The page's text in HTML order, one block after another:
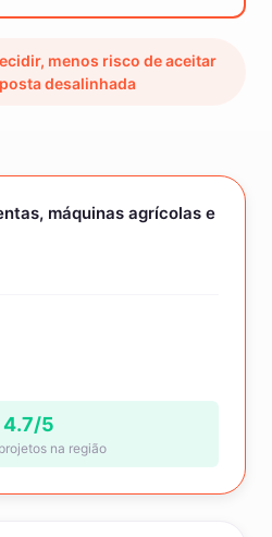
máquinas agrícolas e
4.7/5
na região
menos risco de aceitar
desalinhada